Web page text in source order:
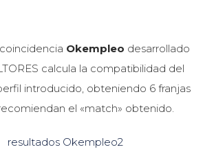
Okempleo desarrollado
calcula la compatibilidad del
introducido, obteniendo 6 franjas
el «match» obtenido.